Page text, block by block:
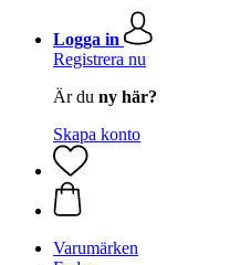
Logga in
Registrera nu
Är du ny här?
Skapa konto
Varumärken